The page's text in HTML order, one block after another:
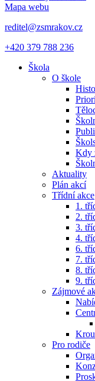
Mapa webu
reditel@zsmrakov.cz
+420 379 788 236
Škola
O škole
Kdy
Aktuality
Plán akcí
Třídní akce
1.
2.
3.
4.
6.
7.
8.
9.
Zájmové
Pro rodiče